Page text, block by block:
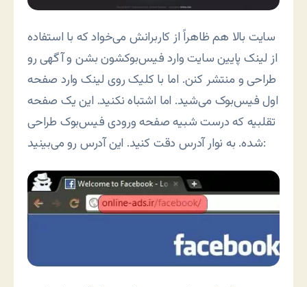
سایت بالا هم ظاهراً از کاربرانش می‌خواد که با استفاده
از لینک پایین سایت وارد فیس‌بوکشون بشن و آگهی رو
طراحی و منتشر کنن. اما با کلیک روی لینک وارد صفحه
اول فیس‌بوک می‌شید. اما اشتباه نکنید. این یک صفحه
تقلبیه که درست شبیه صفحه ورودی فیس‌بوک طراحی
شده. به نوار آدرس دقت کنید. این آدرس رو می‌بینید: